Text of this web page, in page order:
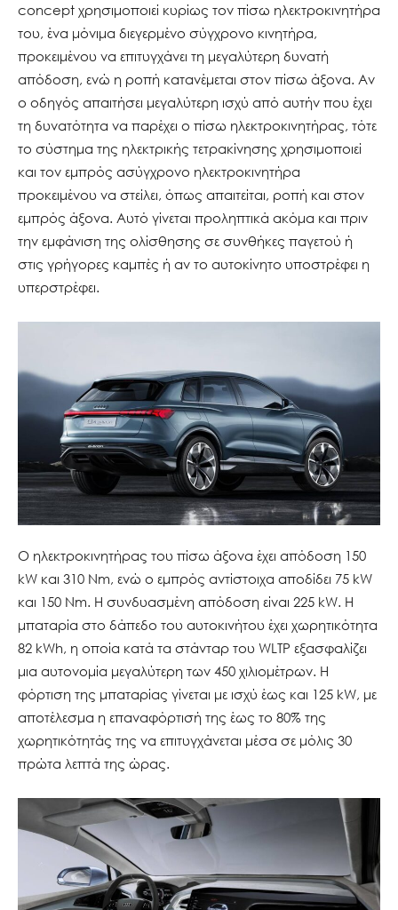
concept χρησιμοποιεί κυρίως τον πίσω ηλεκτροκινητήρα
του, ένα μόνιμα διεγερμένο σύγχρονο κινητήρα,
προκειμένου να επιτυγχάνει τη μεγαλύτερη δυνατή
απόδοση, ενώ η ροπή κατανέμεται στον πίσω άξονα. Αν
ο οδηγός απαιτήσει μεγαλύτερη ισχύ από αυτήν που έχει
τη δυνατότητα να παρέχει ο πίσω ηλεκτροκινητήρας, τότε
το σύστημα της ηλεκτρικής τετρακίνησης χρησιμοποιεί
και τον εμπρός ασύγχρονο ηλεκτροκινητήρα
προκειμένου να στείλει, όπως απαιτείται, ροπή και στον
εμπρός άξονα. Αυτό γίνεται προληπτικά ακόμα και πριν
την εμφάνιση της ολίσθησης σε συνθήκες παγετού ή
στις γρήγορες καμπές ή αν το αυτοκίνητο υποστρέφει η
υπερστρέφει.
Ο ηλεκτροκινητήρας του πίσω άξονα έχει απόδοση 150
kW και 310 Nm, ενώ o εμπρός αντίστοιχα αποδίδει 75 kW
και 150 Nm. Η συνδυασμένη απόδοση είναι 225 kW. Η
μπαταρία στο δάπεδο του αυτοκινήτου έχει χωρητικότητα
82 kWh, η οποία κατά τα στάνταρ του WLTP εξασφαλίζει
μια αυτονομία μεγαλύτερη των 450 χιλιομέτρων. Η
φόρτιση της μπαταρίας γίνεται με ισχύ έως και 125 kW, με
αποτέλεσμα η επαναφόρτισή της έως το 80% της
χωρητικότητάς της να επιτυγχάνεται μέσα σε μόλις 30
πρώτα λεπτά της ώρας.